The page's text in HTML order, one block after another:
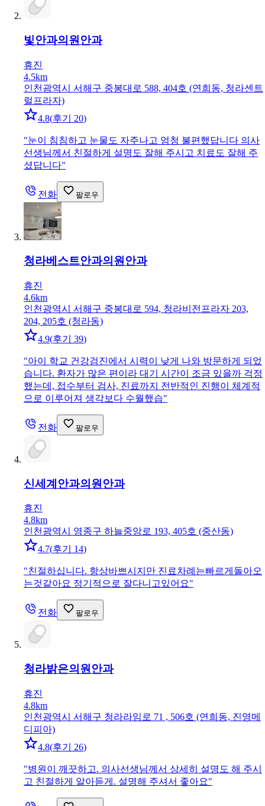
빛안과의원 안과
휴진
4.5km
인천광역시 서해구 중봉대로 588, 404호 (연희동, 청라센트
럴프라자)
4.8(후기 20)
"눈이 침침하고 눈물도 자주나고 엄청 불편했답니다 의사
선생님께서 친절하게 설명도 잘해 주시고 치료도 잘해 주
셨답니다"
전화 팔로우
청라베스트안과의원안과
휴진
4.6km
인천광역시 서해구 중봉대로 594, 청라비전프라자 203,
204, 205호 (청라동)
4.9(후기 39)
"아이 학교 건강검진에서 시력이 낮게 나와 방문하게 되었
습니다. 환자가 많은 편이라 대기 시간이 조금 있을까 걱정
했는데, 접수부터 검사, 진료까지 전반적인 진행이 체계적
으로 이루어져 생각보다 수월했습"
전화 팔로우
신세계안과의원 안과
휴진
4.8km
인천광역시 영종구 하늘중앙로 193, 405호 (중산동)
4.7(후기 14)
"친절하십니다. 항상바쁘시지만 진료차례는빠르게돌아오
는것같아요 정기적으로 잘다니고있어요"
전화 팔로우
청라밝은의원 안과
휴진
4.8km
인천광역시 서해구 청라라임로 71 , 506호 (연희동, 진영메
디피아)
4.8(후기 26)
"병원이 깨끗하고. 의사선생님께서 상세히 설명도 해 주시
고 친절하게 알아듣게. 설명해 주셔서 좋아요"